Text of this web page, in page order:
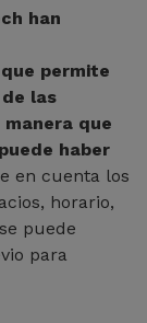
han
que permite
las
que
haber
en cuenta los
horario,
puede
para